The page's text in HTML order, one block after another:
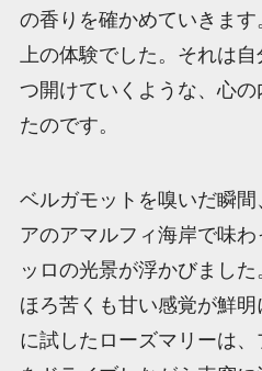
の香りを確かめていきま
上の体験でした。それは
つ開けていくような、心
たのです。
ベルガモットを嗅いだ瞬
アのアマルフィ海岸で味
ッロの光景が浮かびまし
ほろ苦くも甘い感覚が鮮
に試したローズマリーは